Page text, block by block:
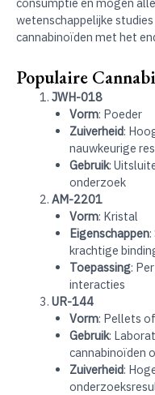
consumptie en mogen
wetenschappelijke
cannabinoïden met het
Populaire
JWH-018
Vorm: Poeder
Zuiverheid:
nauwkeurige
Gebruik:
onderzoek
AM-2201
Vorm: Kristal
Eigenschappen:
krachtige
Toepassing:
interacties
UR-144
Vorm: Pellets
Gebruik:
cannabinoïden
Zuiverheid: